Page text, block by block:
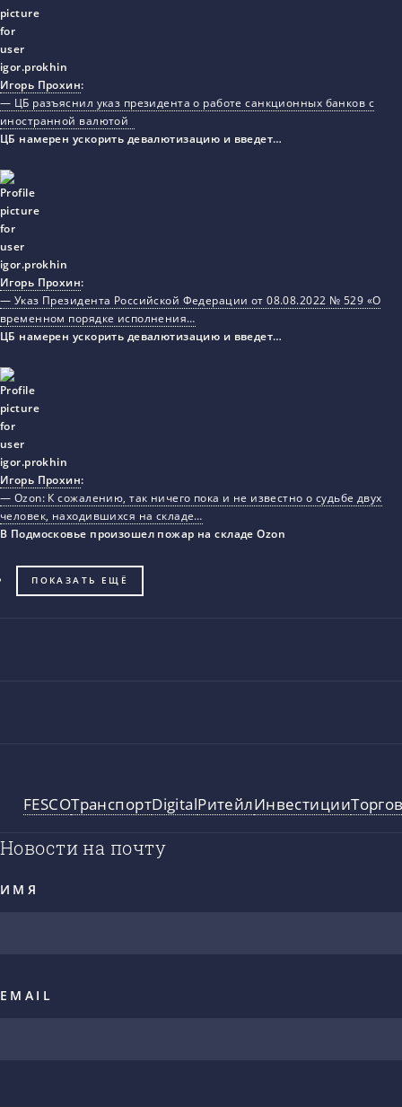
Игорь Прохин:
— ЦБ разъяснил указ президента о работе санкционных банков с
иностранной валютой
ЦБ намерен ускорить девалютизацию и введет…
Игорь Прохин:
— Указ Президента Российской Федерации от 08.08.2022 № 529 «О
временном порядке исполнения…
ЦБ намерен ускорить девалютизацию и введет…
Игорь Прохин:
— Ozon: К сожалению, так ничего пока и не известно о судьбе двух
человек, находившихся на складе…
В Подмосковье произошел пожар на складе Ozon
ПОКАЗАТЬ ЕЩЁ
FESCOТранспортDigitalРитейлИнвестиции
Новости на почту
ИМЯ
EMAIL